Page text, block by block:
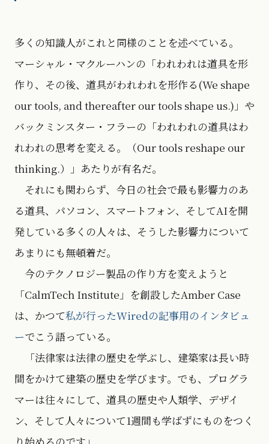
多くの知識人がこれと同様のことを述べている。
マーシャル・マクルーハンの「われわれは道具を形
作り、その後、道具がわれわれを形作る(We shape
our tools, and thereafter our tools shape us.)」や
バックミンスター・フラーの「われわれの道具はわ
れわれの思考を変える。（Our tools reshape our
thinking.）」あたりが有名だ。
それにも関わらず、今日の社会で最も影響力のあ
る道具、パソコン、スマートフォン、そしてAIを開
発している多くの人々は、そうした影響力について
あまりにも無頓着だ。
今のテクノロジー製品の作り方を変えようと
「CalmTech Institute」を創設したAmber Case
は、かつて私が行ったWiredの記事用のインタビュ
ーでこう語っている。
「法律家は法律の歴史を学ぶし、建築家は長い時
間をかけて建築の歴史を学びます。でも、プログラ
マーは往々にして、道具の歴史や人類学、デザイ
ン、そして人々について1週間も学ばずにものをつく